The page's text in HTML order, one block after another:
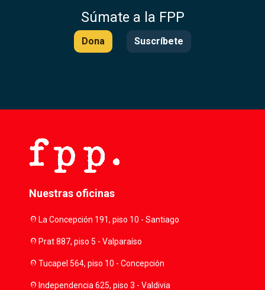
Súmate a la FPP
Dona Suscríbete
Nuestras oficinas
location_onLa Concepción 191, piso 10 - Santiago
location_onPrat 887, piso 5 - Valparaíso
location_onTucapel 564, piso 10 - Concepción
location_onIndependencia 625, piso 3 - Valdivia